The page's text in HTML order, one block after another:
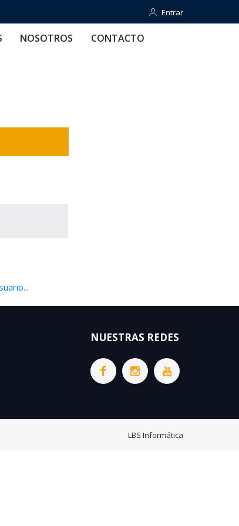
Entrar
Entrar
NOSOTROS CONTACTO
NUESTRAS REDES
LBS Informática